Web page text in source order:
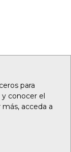
para
y conocer el
acceda a